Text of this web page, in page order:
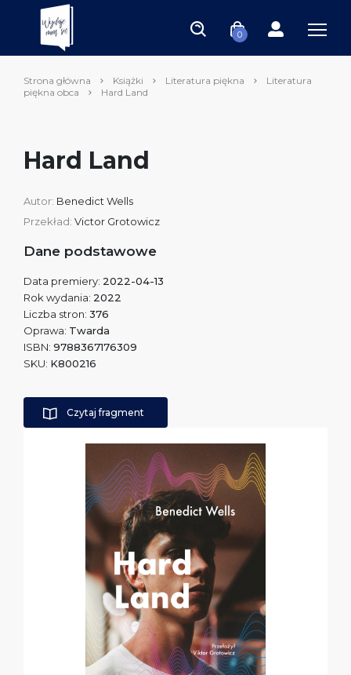
0
Strona główna Książki Literatura piękna
Literatura
piękna obca
Hard Land
Hard Land
Autor: Benedict Wells
Przekład: Victor Grotowicz
Dane podstawowe
Data premiery: 2022-04-13
Rok wydania: 2022
Liczba stron: 376
Oprawa: Twarda
ISBN: 9788367176309
SKU: K800216
Czytaj fragment